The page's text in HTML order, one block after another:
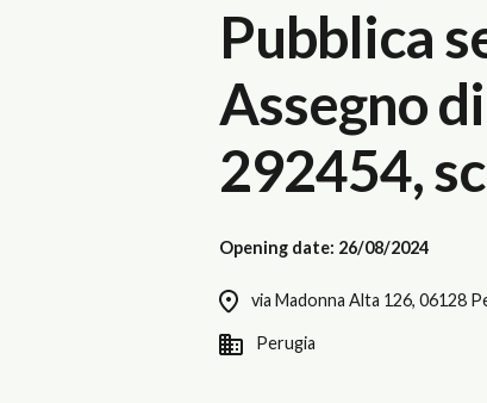
Pubblica
Assegno
292454,
Opening date: 26/08/2024
via Madonna Alta 126, 06128
Perugia